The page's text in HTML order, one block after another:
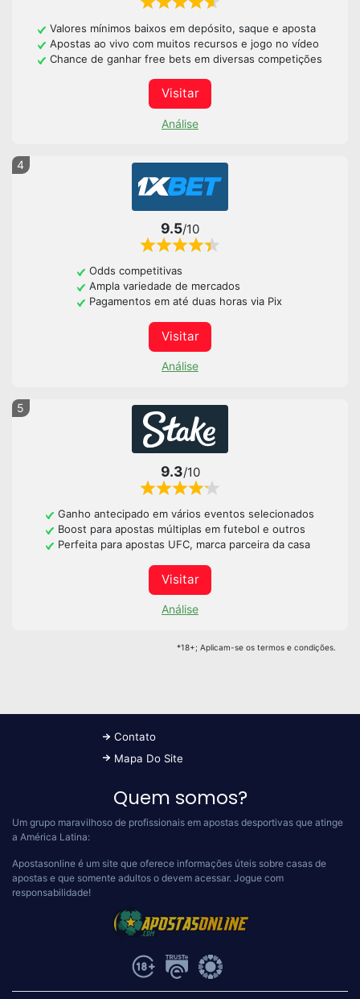
Valores mínimos baixos em depósito, saque e aposta
Apostas ao vivo com muitos recursos e jogo no vídeo
Chance de ganhar free bets em diversas competições
Visitar
Análise
4
9.5/10
Odds competitivas
Ampla variedade de mercados
Pagamentos em até duas horas via Pix
Visitar
Análise
5
9.3/10
Ganho antecipado em vários eventos selecionados
Boost para apostas múltiplas em futebol e outros
Perfeita para apostas UFC, marca parceira da casa
Visitar
Análise
*18+; Aplicam-se os termos e condições.
Contato
Mapa Do Site
Quem somos?
Um grupo maravilhoso de profissionais em apostas desportivas que atinge
a América Latina:
Apostasonline é um site que oferece informações úteis sobre casas de
apostas e que somente adultos o devem acessar. Jogue com
responsabilidade!